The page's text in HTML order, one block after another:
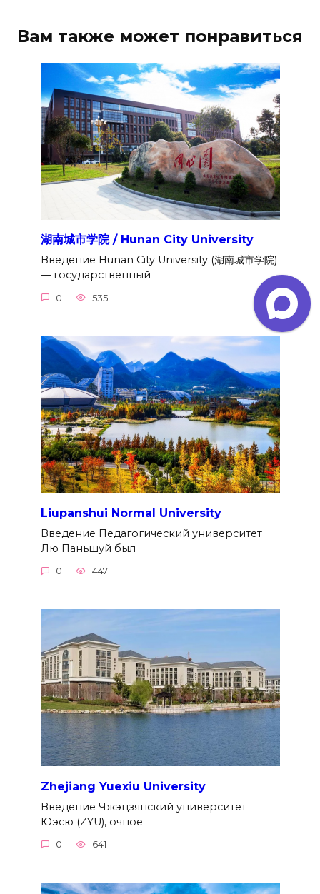
Вам также может понравиться
湖南城市学院 / Hunan City University
Введение Hunan City University (湖南城市学院)
— государственный
0 535
Liupanshui Normal University
Введение Педагогический университет
Лю Паньшуй был
0 447
Zhejiang Yuexiu University
Введение Чжэцзянский университет
Юэсю (ZYU), очное
0 641